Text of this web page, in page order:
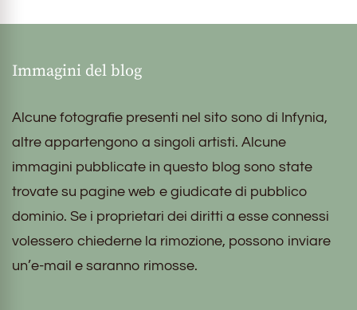
Immagini del blog
Alcune fotografie presenti nel sito sono di Infynia,
altre appartengono a singoli artisti. Alcune
immagini pubblicate in questo blog sono state
trovate su pagine web e giudicate di pubblico
dominio. Se i proprietari dei diritti a esse connessi
volessero chiederne la rimozione, possono inviare
un’e-mail e saranno rimosse.